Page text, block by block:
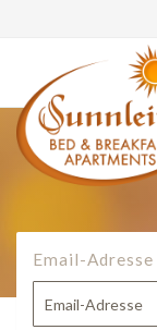
Email-Adresse